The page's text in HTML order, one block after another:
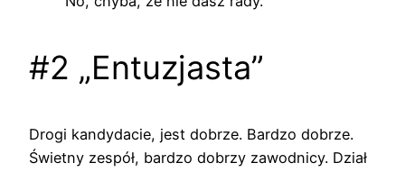
#2 „Entuzjasta”
Drogi kandydacie, jest dobrze. Bardzo dobrze.
Świetny zespół, bardzo dobrzy zawodnicy. Dział